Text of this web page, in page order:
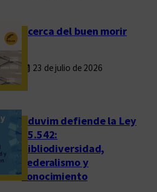
Acerca del buen morir
23 de julio de 2026
Eduvim defiende la Ley
25.542:
bibliodiversidad,
federalismo y
conocimiento